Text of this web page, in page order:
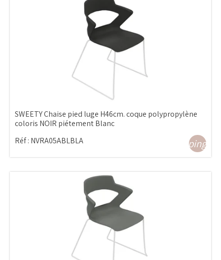
SWEETY Chaise pied luge H46cm. coque polypropylène
coloris NOIR piétement Blanc
Réf : NVRA05ABLBLA